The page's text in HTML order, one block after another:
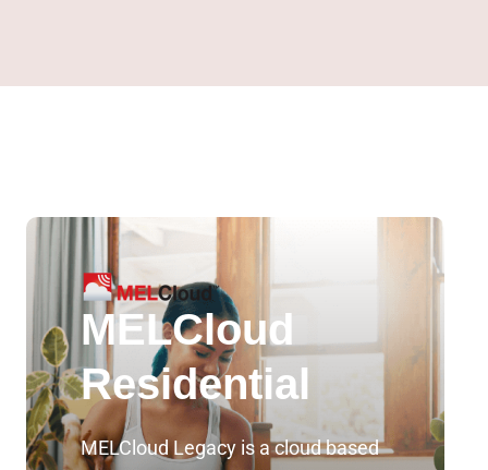
MELCloud
Residential
MELCloud Legacy is a cloud based